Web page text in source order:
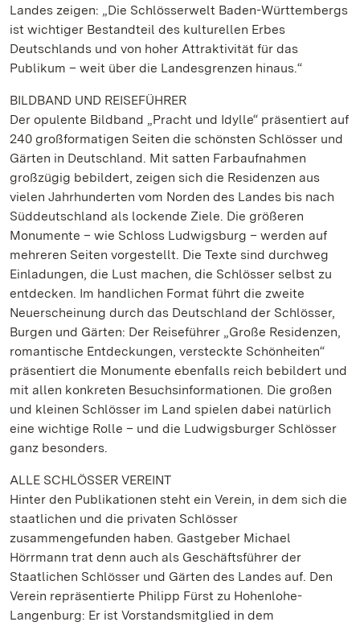
Landes zeigen: „Die Schlösserwelt Baden-Württembergs
ist wichtiger Bestandteil des kulturellen Erbes
Deutschlands und von hoher Attraktivität für das
Publikum – weit über die Landesgrenzen hinaus.“
BILDBAND UND REISEFÜHRER
Der opulente Bildband „Pracht und Idylle“ präsentiert auf
240 großformatigen Seiten die schönsten Schlösser und
Gärten in Deutschland. Mit satten Farbaufnahmen
großzügig bebildert, zeigen sich die Residenzen aus
vielen Jahrhunderten vom Norden des Landes bis nach
Süddeutschland als lockende Ziele. Die größeren
Monumente – wie Schloss Ludwigsburg – werden auf
mehreren Seiten vorgestellt. Die Texte sind durchweg
Einladungen, die Lust machen, die Schlösser selbst zu
entdecken. Im handlichen Format führt die zweite
Neuerscheinung durch das Deutschland der Schlösser,
Burgen und Gärten: Der Reiseführer „Große Residenzen,
romantische Entdeckungen, versteckte Schönheiten“
präsentiert die Monumente ebenfalls reich bebildert und
mit allen konkreten Besuchsinformationen. Die großen
und kleinen Schlösser im Land spielen dabei natürlich
eine wichtige Rolle – und die Ludwigsburger Schlösser
ganz besonders.
ALLE SCHLÖSSER VEREINT
Hinter den Publikationen steht ein Verein, in dem sich die
staatlichen und die privaten Schlösser
zusammengefunden haben. Gastgeber Michael
Hörrmann trat denn auch als Geschäftsführer der
Staatlichen Schlösser und Gärten des Landes auf. Den
Verein repräsentierte Philipp Fürst zu Hohenlohe-
Langenburg: Er ist Vorstandsmitglied in dem